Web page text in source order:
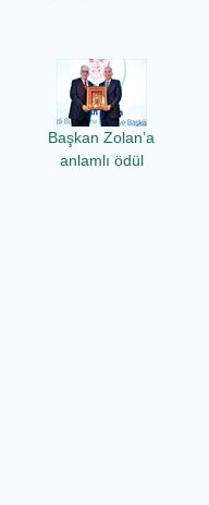
Başkan Zolan’a
anlamlı ödül